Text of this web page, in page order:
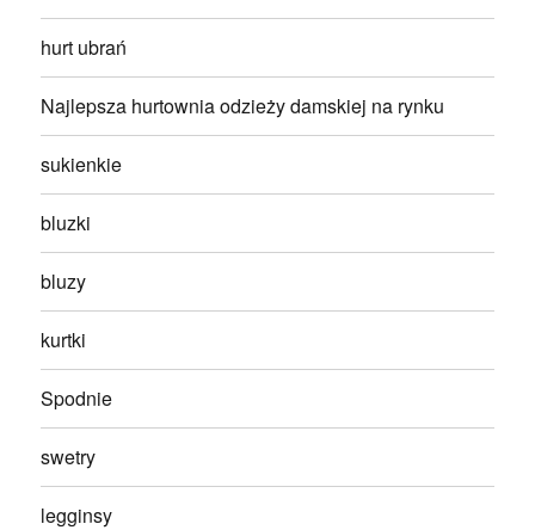
hurt ubrań
Najlepsza hurtownia odzieży damskiej na rynku
sukienkie
bluzki
bluzy
kurtki
Spodnie
swetry
legginsy